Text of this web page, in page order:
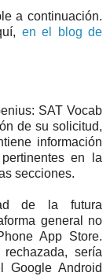
a continuación.
en el blog de
SAT Vocab
de su solicitud,
información
en la
secciones.
de la futura
general no
App Store.
sería
Google Android